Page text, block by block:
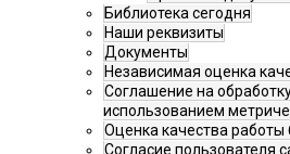
Библиотека сегодня
Наши реквизиты
Документы
Независимая оценка
Соглашение на
использованием
Оценка качества работы
Согласие пользователя